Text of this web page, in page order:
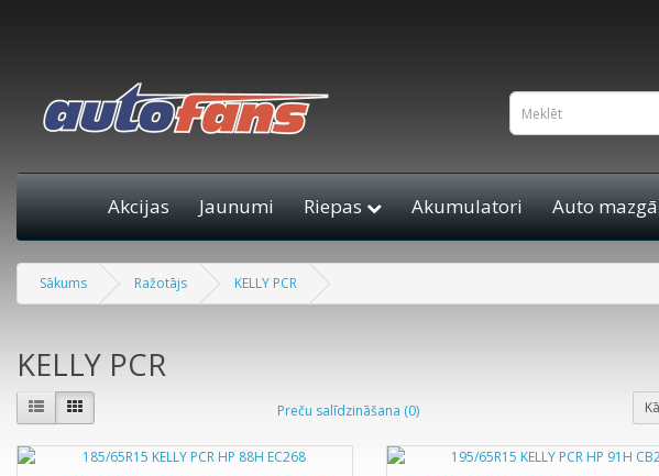
Akcijas Jaunumi Riepas Akumulatori Auto
Sākums Ražotājs KELLY PCR
KELLY PCR
Preču salīdzināšana (0)